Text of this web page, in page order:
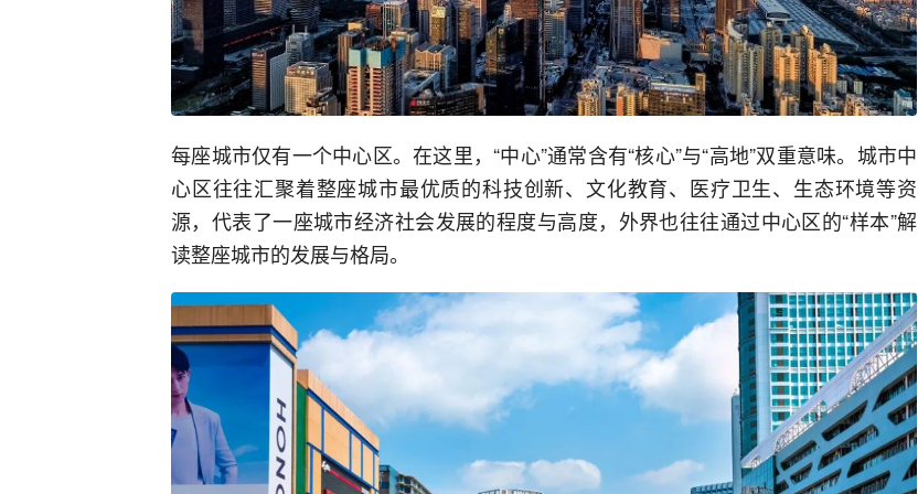
每座城市仅有一个中心区。在这里，“中心”通常含有“核心”与“高地”双重意味。城市中
心区往往汇聚着整座城市最优质的科技创新、文化教育、医疗卫生、生态环境等资
源，代表了一座城市经济社会发展的程度与高度，外界也往往通过中心区的“样本”解
读整座城市的发展与格局。